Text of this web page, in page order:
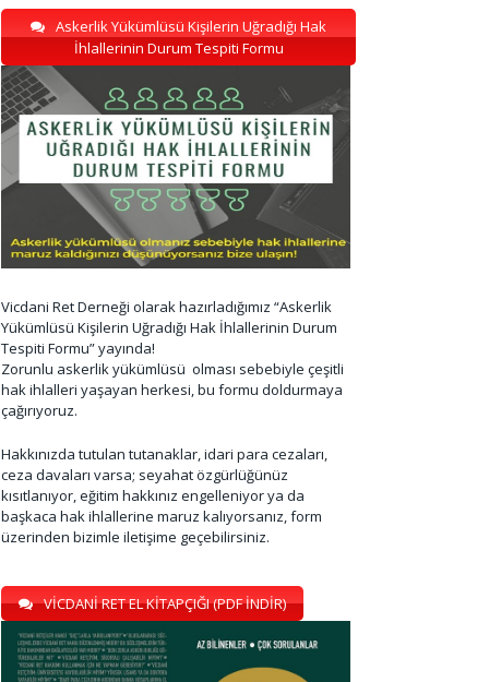
Askerlik Yükümlüsü Kişilerin Uğradığı Hak
İhlallerinin Durum Tespiti Formu
Vicdani Ret Derneği olarak hazırladığımız “Askerlik
Yükümlüsü Kişilerin Uğradığı Hak İhlallerinin Durum
Tespiti Formu” yayında!
Zorunlu askerlik yükümlüsü olması sebebiyle çeşitli
hak ihlalleri yaşayan herkesi, bu formu doldurmaya
çağırıyoruz.
Hakkınızda tutulan tutanaklar, idari para cezaları,
ceza davaları varsa; seyahat özgürlüğünüz
kısıtlanıyor, eğitim hakkınız engelleniyor ya da
başkaca hak ihlallerine maruz kalıyorsanız, form
üzerinden bizimle iletişime geçebilirsiniz.
VİCDANİ RET EL KİTAPÇIĞI (PDF İNDİR)